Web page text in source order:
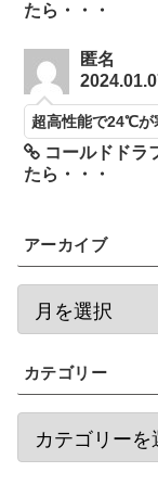
たら・・・
匿名
超高性能で24℃が
コールドドラ
たら・・・
アーカイブ
カテゴリー